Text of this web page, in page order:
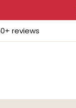
reviews